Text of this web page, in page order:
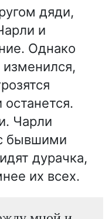
дяди,
и
Однако
Чарли
бывшими
дурачка,
их всех.